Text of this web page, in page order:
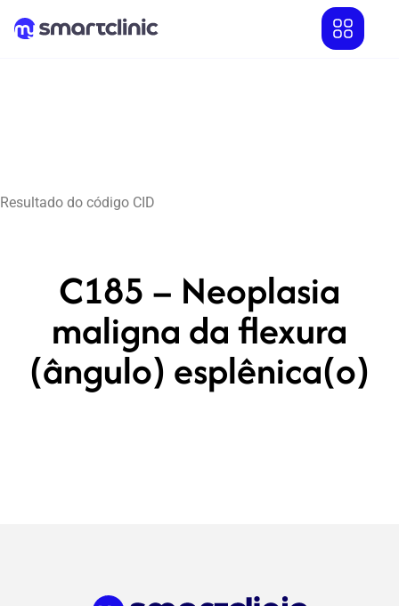
Resultado do código CID
C185 – Neoplasia
maligna da flexura
(ângulo) esplênica(o)